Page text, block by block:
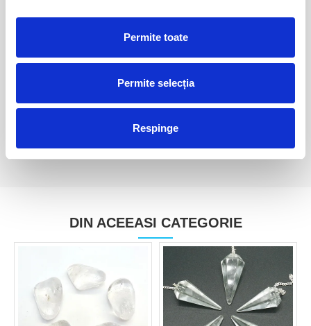
Permite toate
Permite selecția
Respinge
Sfera cristal de stanca
Sfera cristal de stanca
DIN ACEEASI CATEGORIE